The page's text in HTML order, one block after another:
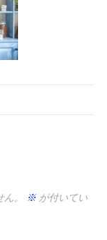
。 ※が付いてい